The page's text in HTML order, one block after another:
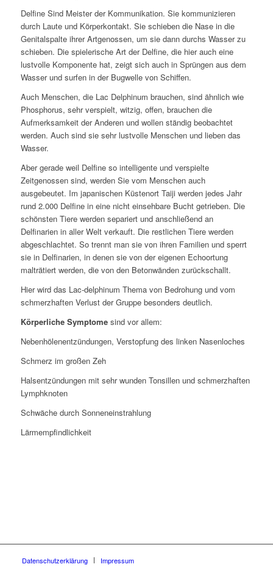
Delfine Sind Meister der Kommunikation. Sie kommunizieren
durch Laute und Körperkontakt. Sie schieben die Nase in die
Genitalspalte ihrer Artgenossen, um sie dann durchs Wasser zu
schieben. Die spielerische Art der Delfine, die hier auch eine
lustvolle Komponente hat, zeigt sich auch in Sprüngen aus dem
Wasser und surfen in der Bugwelle von Schiffen.
Auch Menschen, die Lac Delphinum brauchen, sind ähnlich wie
Phosphorus, sehr verspielt, witzig, offen, brauchen die
Aufmerksamkeit der Anderen und wollen ständig beobachtet
werden. Auch sind sie sehr lustvolle Menschen und lieben das
Wasser.
Aber gerade weil Delfine so intelligente und verspielte
Zeitgenossen sind, werden Sie vom Menschen auch
ausgebeutet. Im japanischen Küstenort Taiji werden jedes Jahr
rund 2.000 Delfine in eine nicht einsehbare Bucht getrieben. Die
schönsten Tiere werden separiert und anschließend an
Delfinarien in aller Welt verkauft. Die restlichen Tiere werden
abgeschlachtet. So trennt man sie von ihren Familien und sperrt
sie in Delfinarien, in denen sie von der eigenen Echoortung
malträtiert werden, die von den Betonwänden zurückschallt.
Hier wird das Lac-delphinum Thema von Bedrohung und vom
schmerzhaften Verlust der Gruppe besonders deutlich.
Körperliche Symptomesind vor allem:
Nebenhölenentzündungen, Verstopfung des linken Nasenloches
Schmerz im großen Zeh
Halsentzündungen mit sehr wunden Tonsillen und schmerzhaften
Lymphknoten
Schwäche durch Sonneneinstrahlung
Lärmempfindlichkeit
Datenschutzerklärung Impressum